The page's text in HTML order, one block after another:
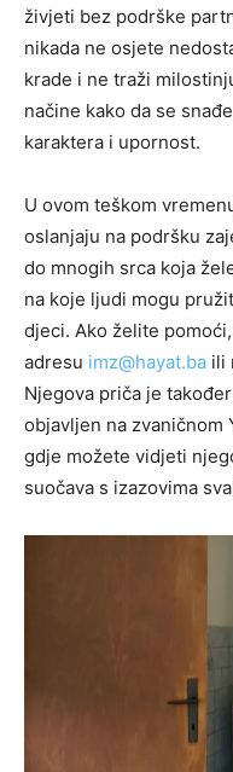
živjeti bez podrške
nikada ne osjete
krade i ne traži
načine kako da se
karaktera i upornost.
U ovom teškom
oslanjaju na podršku
do mnogih srca koja
na koje ljudi mogu
djeci. Ako želite
adresu imz@hayat.ba ili
Njegova priča je
objavljen na zvaničnom
gdje možete vidjeti
suočava s izazovima